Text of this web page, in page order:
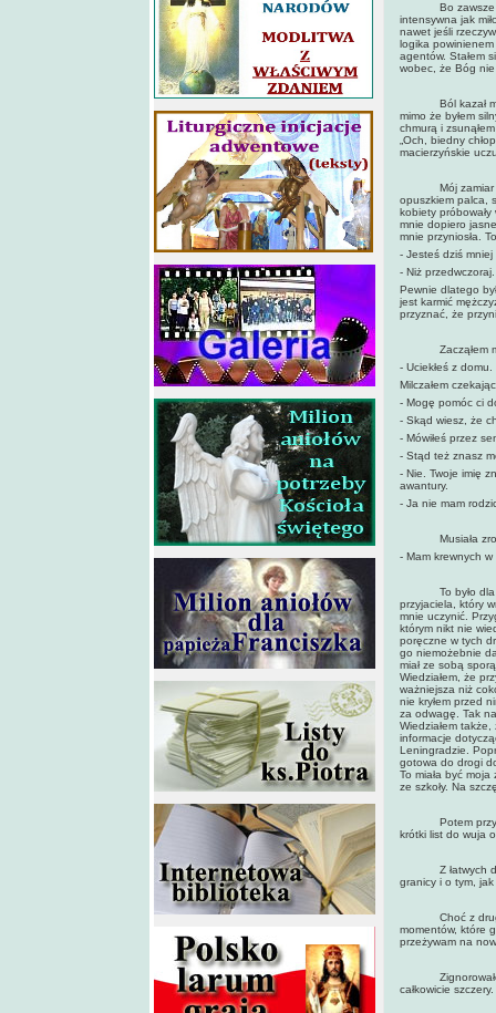
Bo zawsze byli i
intensywna jak
nawet jeśli
logika
agentów. Stałem
wobec, że Bóg
Ból kazał mi
mimo że byłem
chmurą i
„Och, biedny
macierzyńskie
Mój zamiar
opuszkiem palca,
kobiety próbowały
mnie dopiero
mnie przyniosła.
- Jesteś dziś
- Niż przedwczoraj.
Pewnie dlatego
jest karmić
przyznać, że
Zacząłem
- Uciekłeś z
Milczałem
- Mogę pomóc ci
- Skąd wiesz, że
- Mówiłeś przez
- Stąd też znasz
- Nie. Twoje imię
awantury.
- Ja nie mam
Musiała
- Mam krewnych
To było dla
przyjaciela, który
mnie uczynić.
którym nikt nie
poręczne w tych
go niemożebnie
miał ze sobą
Wiedziałem, że
ważniejsza niż
nie kryłem przed
za odwagę. Tak
Wiedziałem
informacje
Leningradzie.
gotowa do drogi
To miała być
ze szkoły. Na
Potem przyjął
krótki list do wuja
Z łatwych do
granicy i o tym,
Choć z drugiej
momentów, które
przeżywam na
Zignorowałem
całkowicie szczery.